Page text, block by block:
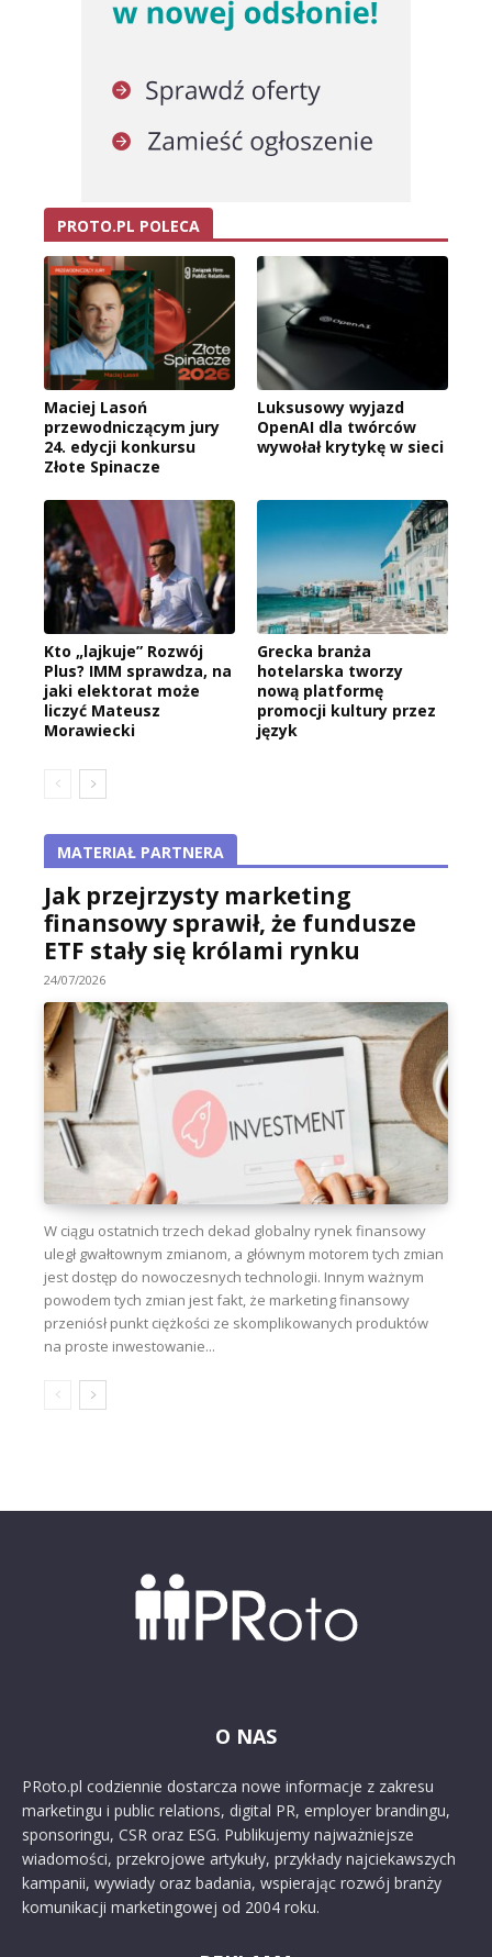
PROTO.PL POLECA
Maciej Lasoń
przewodniczącym jury
24. edycji konkursu
Złote Spinacze
Luksusowy wyjazd
OpenAI dla twórców
wywołał krytykę w sieci
Kto „lajkuje” Rozwój
Plus? IMM sprawdza, na
jaki elektorat może
liczyć Mateusz
Morawiecki
Grecka branża
hotelarska tworzy
nową platformę
promocji kultury przez
język
MATERIAŁ PARTNERA
Jak przejrzysty marketing
finansowy sprawił, że fundusze
ETF stały się królami rynku
24/07/2026
W ciągu ostatnich trzech dekad globalny rynek finansowy
uległ gwałtownym zmianom, a głównym motorem tych zmian
jest dostęp do nowoczesnych technologii. Innym ważnym
powodem tych zmian jest fakt, że marketing finansowy
przeniósł punkt ciężkości ze skomplikowanych produktów
na proste inwestowanie...
O NAS
PRoto.pl codziennie dostarcza nowe informacje z zakresu
marketingu i public relations, digital PR, employer brandingu,
sponsoringu, CSR oraz ESG. Publikujemy najważniejsze
wiadomości, przekrojowe artykuły, przykłady najciekawszych
kampanii, wywiady oraz badania, wspierając rozwój branży
komunikacji marketingowej od 2004 roku.